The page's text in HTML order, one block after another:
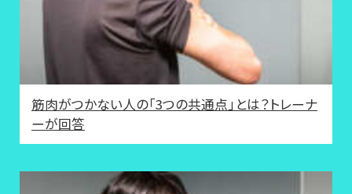
筋肉がつかない人の「3つの共通点」とは？トレーナ
ーが回答